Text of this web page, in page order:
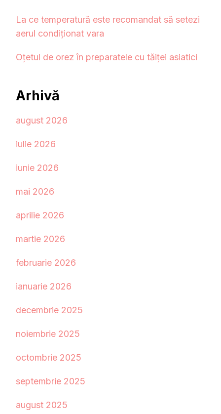
La ce temperatură este recomandat să setezi
aerul condiționat vara
Oțetul de orez în preparatele cu tăiței asiatici
Arhivă
august 2026
iulie 2026
iunie 2026
mai 2026
aprilie 2026
martie 2026
februarie 2026
ianuarie 2026
decembrie 2025
noiembrie 2025
octombrie 2025
septembrie 2025
august 2025